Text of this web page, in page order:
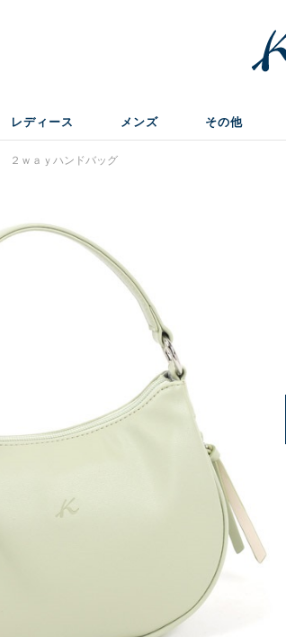
レディース メンズ その他
２ｗａｙハンドバッグ